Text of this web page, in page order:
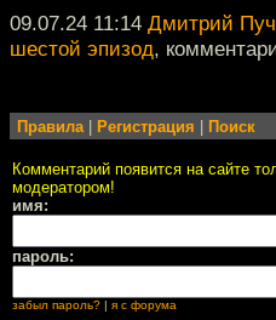
09.07.24 11:14 Дмитрий
шестой эпизод,
Правила| Регистрация Поиск
Комментарий появится на сайте
модератором!
имя:
пароль:
забыл пароль? я с форума